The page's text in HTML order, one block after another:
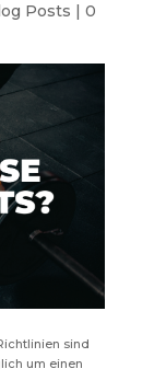
Posts | 0
sind
um einen